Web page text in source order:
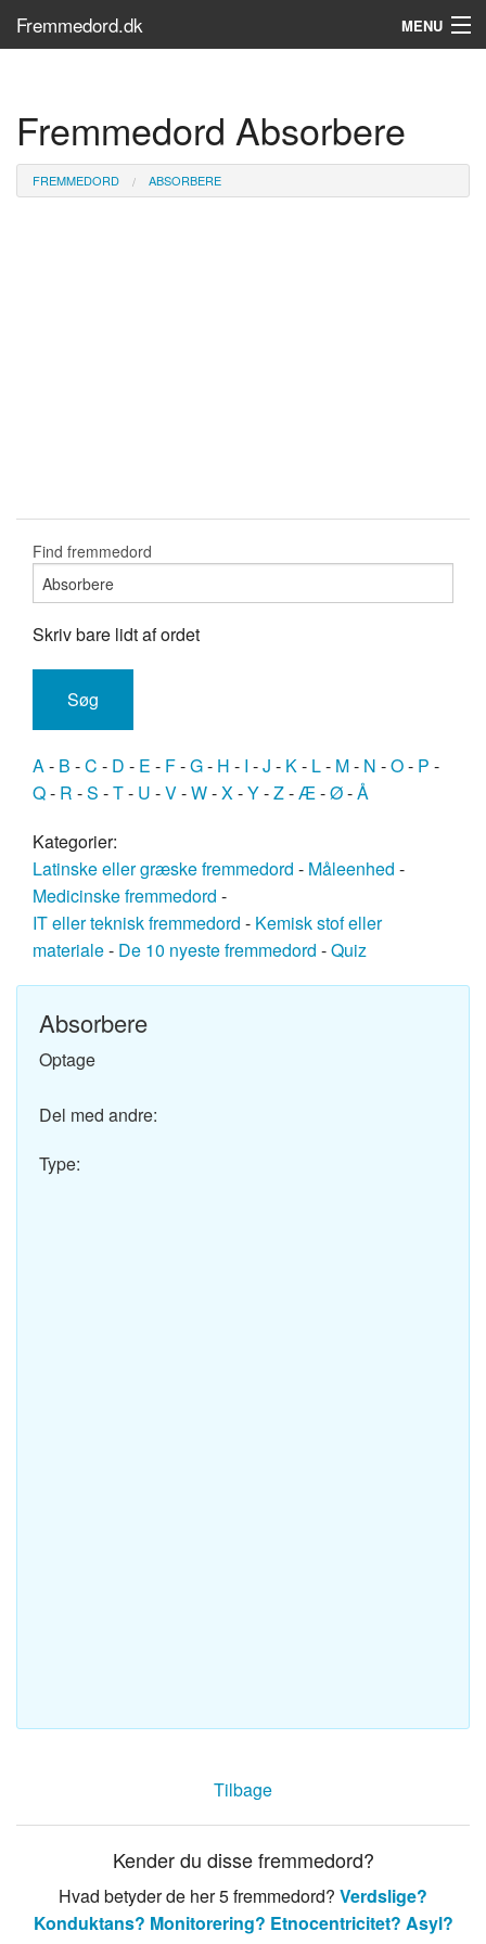
Fremmedord.dk MENU
Søg...
Find bøger
Fremmedord Absorbere
FREMMEDORD ABSORBERE
Find fremmedord
Skriv bare lidt af ordet
A- B -C - D - E - F-G- H - I -J - K- L- M- N -O- P -
Q- R -S -T- U -V-W-X-Y-Z-Æ-Ø-Å
Kategorier:
Latinske eller græske fremmedord - Måleenhed -
Medicinske fremmedord -
IT eller teknisk fremmedord - Kemisk stof eller
materiale- De 10 nyeste fremmedord -Quiz
Absorbere
Optage
Del med andre:
Type:
Tilbage
Kender du disse fremmedord?
Hvad betyder de her 5 fremmedord? Verdslige?
Konduktans? Monitorering? Etnocentricitet? Asyl?